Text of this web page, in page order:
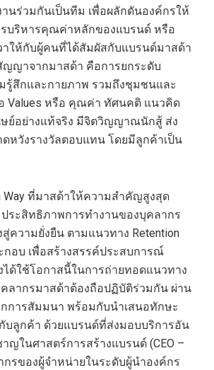
านร่วมกันเป็นทีม เพื่อผลักดันองค์กรให้
บริหารคุณค่าหลักของแบรนด์ หรือ
ให้กับผู้คนที่ได้สัมผัสกับแบรนด์มาสด้า
ญาจากมาสด้า คือการยกระดับ
สึกและกายภาพ รวมถึงชุมชนและ
Values หรือ คุณค่า ทัศนคติ แนวคิด
ย์อย่างแท้จริง มีจิตวิญญาณนักสู้ ส่ง
หวังรางวัลตอบแทน โดยมีลูกค้าเป็น
Way ที่มาสด้าให้ความสำคัญสูงสุด
ประสิทธิภาพการทำงานของบุคลากร
สู่ความยั่งยืน ตามแนวทาง Retention
กอบ เพื่อสร้างสรรค์ประสบการณ์
ได้ใช้โอกาสนี้ในการถ่ายทอดแนวทาง
ลากรมาสด้าต้องถือปฏิบัติร่วมกัน ผ่าน
การสัมมนา พร้อมกับนำเสนอทักษะ
บลูกค้า ด้วยแบรนด์ที่ส่งมอบบริการอัน
าญในศาสตร์การสร้างแบรนด์ (CEO –
รของผู้จำหน่ายในระดับผู้นำองค์กร